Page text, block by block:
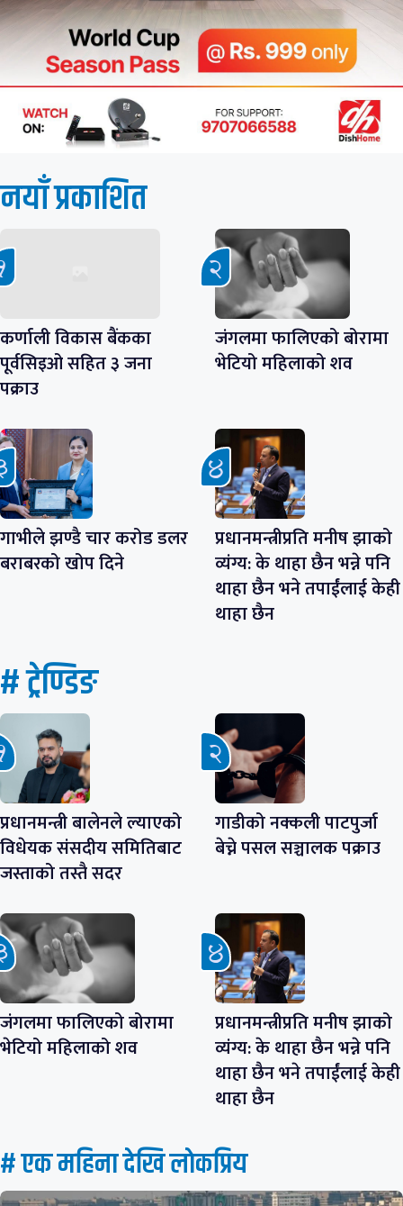
नयाँ प्रकाशित
कर्णाली विकास बैंकका
पूर्वसिइओ सहित ३ जना
पक्राउ
जंगलमा फालिएको बोरामा
भेटियो महिलाको शव
गाभीले झण्डै चार करोड डलर
बराबरको खोप दिने
प्रधानमन्त्रीप्रति मनीष झाको
व्यंग्य: के थाहा छैन भन्ने पनि
थाहा छैन भने तपाईंलाई केही
थाहा छैन
# ट्रेण्डिङ
प्रधानमन्त्री बालेनले ल्याएको
विधेयक संसदीय समितिबाट
जस्ताको तस्तै सदर
गाडीको नक्कली पाटपुर्जा
बेच्ने पसल सञ्चालक पक्राउ
जंगलमा फालिएको बोरामा
भेटियो महिलाको शव
प्रधानमन्त्रीप्रति मनीष झाको
व्यंग्य: के थाहा छैन भन्ने पनि
थाहा छैन भने तपाईंलाई केही
थाहा छैन
# एक महिना देखि लाेकप्रिय